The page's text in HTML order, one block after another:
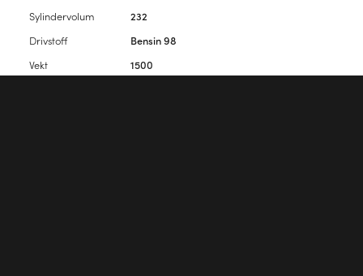
Sylindervolum
232
Drivstoff
Bensin 98
Vekt
1500